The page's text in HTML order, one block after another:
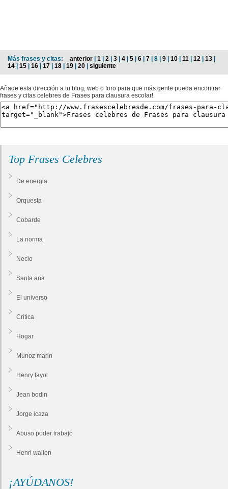
Más frases y citas: anterior | 1 | 2 | 3 | 4 | 5 | 6 | 7 | 8 | 9 | 10 | 11 | 12 | 13 |
14 | 15 | 16 | 17 | 18 | 19 | 20 | siguiente
Añade esta dirección a tu blog, web o foro para que más gente pueda encontrar
frases y citas celebres de Frases para clausura escolar!
Top Frases Celebres
De energia
Orquesta
Cobarde
La norma
Necio
Santa ana
El universo
Critica
Hogar
Munoz marin
Henry fayol
Jean bodin
Jorge icaza
Abuso poder trabajo
Henri wallon
¡AYÚDANOS!